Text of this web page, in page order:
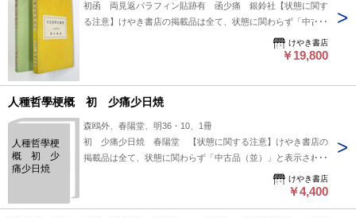
い。:
初函 両見返パラフィン貼跡有 函少痛 銀鈴社【状態に関す
る注意】けやき書店の掲載品は全て、状態に関わらず「中古品
（並）」と表示されています。「日本の古本屋」は６段階の
「状態」表記が必須となりましたが、当店の扱う商品の特質
欄の「中古品（並）」という表現は考慮にいれないで下さい。
痛みなどの瑕疵につきましては、解説欄等をご参考にして下さ
い。:
けやき書店
￥19,800
人種哲學梗概 初 少痛少日焼
人種哲學梗
概 初 少
痛少日焼
森鴎外、春陽堂、明36・10、1冊
初 少痛少日焼 春陽堂 【状態に関する注意】けやき書店の
掲載品は全て、状態に関わらず「中古品（並）」と表示されて
います。「日本の古本屋」は６段階の「状態」表記が必須とな
りましたが、当店の扱う商品の特質上、状態の簡易な区分けは
けやき書店
￥4,400